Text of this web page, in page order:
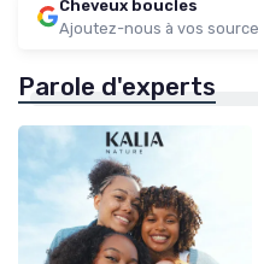
Cheveux boucles
Ajoutez-nous à vos
Parole d'experts